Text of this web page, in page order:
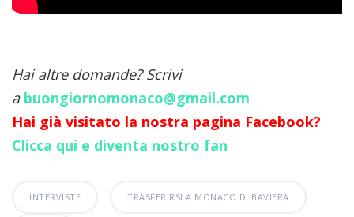
Hai altre domande? Scrivi
a buongiornomonaco@gmail.com
Hai già visitato la nostra pagina Facebook?
Clicca qui e diventa nostro fan
INTERVISTE TRASFERIRSI A MONACO DI BAVIERA